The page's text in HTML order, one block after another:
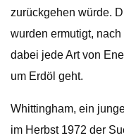
zurückgehen würde.
wurden ermutigt,
dabei jede Art von
um Erdöl geht.
Whittingham, ein
im Herbst 1972 der